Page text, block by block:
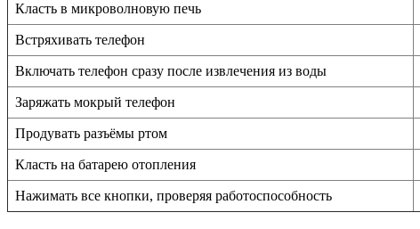
Класть в микроволновую печь
Встряхивать телефон
Включать телефон сразу после извлечения из воды
Заряжать мокрый телефон
Продувать разъёмы ртом
Класть на батарею отопления
Нажимать все кнопки, проверяя работоспособность